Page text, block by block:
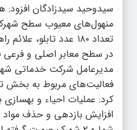
منهول‌های معیوب سطح شهرک
تعداد ۱۸۰ عدد تابلو،
در سطح معابر اصلی و فرعی فاز ۱ و ۲ شهرک نصب
مدیرعامل شرکت خدماتی
فعالیت‌های مربوط به بخش
کرد: عملیات احیاء و بهسازی
افزایش بازدهی و حذف مواد